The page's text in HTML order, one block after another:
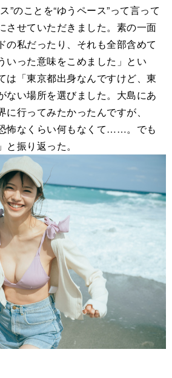
”のことを“ゆうペース”って言って
させていただきました。素の一面
の私だったり、それも全部含めて
いった意味をこめました」とい
は「東京都出身なんですけど、東
ない場所を選びました。大島にあ
行ってみたかったんですが、
怖なくらい何もなくて……。でも
振り返った。